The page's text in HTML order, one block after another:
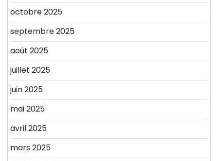
octobre 2025
septembre 2025
août 2025
juillet 2025
juin 2025
mai 2025
avril 2025
mars 2025